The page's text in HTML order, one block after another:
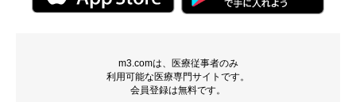
m3.comは、医療従事者のみ
利用可能な医療専門サイトです。
会員登録は無料です。